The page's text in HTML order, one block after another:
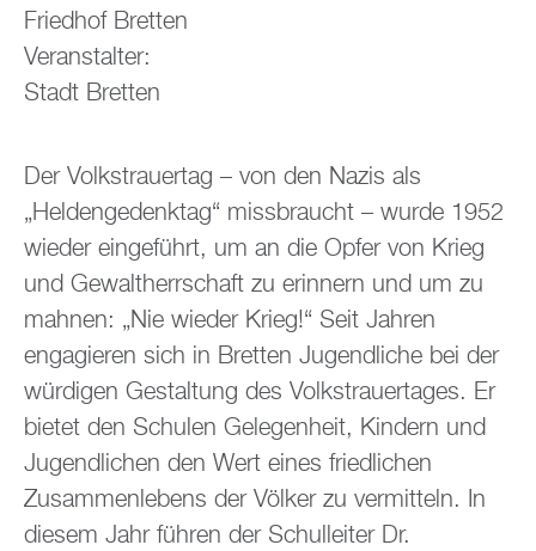
Friedhof Bretten
Veranstalter:
Stadt Bretten
Der Volkstrauertag – von den Nazis als
„Heldengedenktag“ missbraucht – wurde 1952
wieder eingeführt, um an die Opfer von Krieg
und Gewaltherrschaft zu erinnern und um zu
mahnen: „Nie wieder Krieg!“ Seit Jahren
engagieren sich in Bretten Jugendliche bei der
würdigen Gestaltung des Volkstrauertages. Er
bietet den Schulen Gelegenheit, Kindern und
Jugendlichen den Wert eines friedlichen
Zusammenlebens der Völker zu vermitteln. In
diesem Jahr führen der Schulleiter Dr.